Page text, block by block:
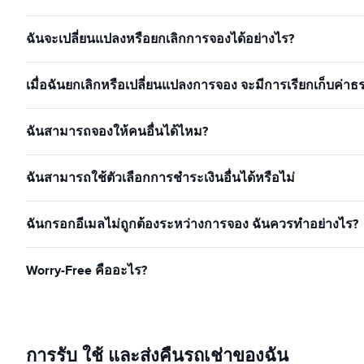
ฉันจะเปลี่ยนแปลงหรือยกเลิกการจองได้อย่างไร?
เมื่อฉันยกเลิกหรือเปลี่ยนแปลงการจอง จะมีการเรียกเก็บค่า
ฉันสามารถจองให้คนอื่นได้ไหม?
ฉันสามารถใช้ตัวเลือกการชำระเงินอื่นได้หรือไม่
ฉันกรอกอีเมลไม่ถูกต้องระหว่างการจอง ฉันควรทำอย่างไร?
Worry-Free คืออะไร?
การรับ ใช้ และส่งคืนรถเช่าของฉัน